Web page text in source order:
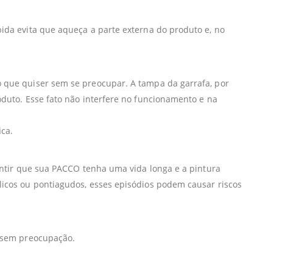
evita que aqueça a parte externa do produto e, no
quiser sem se preocupar. A tampa da garrafa, por
Esse fato não interfere no funcionamento e na
que sua PACCO tenha uma vida longa e a pintura
ou pontiagudos, esses episódios podem causar riscos
preocupação.